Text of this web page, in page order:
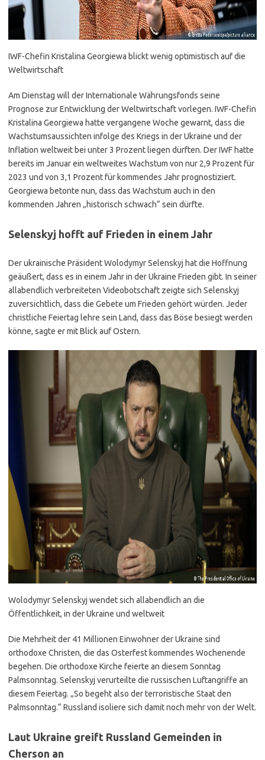
IWF-Chefin Kristalina Georgiewa blickt wenig optimistisch auf die
Weltwirtschaft
Am Dienstag will der Internationale Währungsfonds seine
Prognose zur Entwicklung der Weltwirtschaft vorlegen. IWF-Chefin
Kristalina Georgiewa hatte vergangene Woche gewarnt, dass die
Wachstumsaussichten infolge des Kriegs in der Ukraine und der
Inflation weltweit bei unter 3 Prozent liegen dürften. Der IWF hatte
bereits im Januar ein weltweites Wachstum von nur 2,9 Prozent für
2023 und von 3,1 Prozent für kommendes Jahr prognostiziert.
Georgiewa betonte nun, dass das Wachstum auch in den
kommenden Jahren „historisch schwach“ sein dürfte.
Selenskyj hofft auf Frieden in einem Jahr
Der ukrainische Präsident Wolodymyr Selenskyj hat die Hoffnung
geäußert, dass es in einem Jahr in der Ukraine Frieden gibt. In seiner
allabendlich verbreiteten Videobotschaft zeigte sich Selenskyj
zuversichtlich, dass die Gebete um Frieden gehört würden. Jeder
christliche Feiertag lehre sein Land, dass das Böse besiegt werden
könne, sagte er mit Blick auf Ostern.
Wolodymyr Selenskyj wendet sich allabendlich an die
Öffentlichkeit, in der Ukraine und weltweit
Die Mehrheit der 41 Millionen Einwohner der Ukraine sind
orthodoxe Christen, die das Osterfest kommendes Wochenende
begehen. Die orthodoxe Kirche feierte an diesem Sonntag
Palmsonntag. Selenskyj verurteilte die russischen Luftangriffe an
diesem Feiertag. „So begeht also der terroristische Staat den
Palmsonntag.“ Russland isoliere sich damit noch mehr von der Welt.
Laut Ukraine greift Russland Gemeinden in
Cherson an